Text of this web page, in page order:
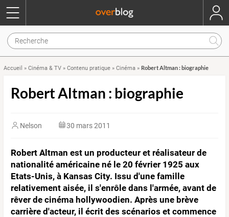
Accueil » Cinéma & TV » Contenu pratique » Cinéma » Robert Altman : biographie
Robert Altman : biographie
Nelson 30 mars 2011
Robert Altman est un producteur et réalisateur de
nationalité américaine né le 20 février 1925 aux
Etats-Unis, à Kansas City. Issu d'une famille
relativement aisée, il s'enrôle dans l'armée, avant de
rêver de cinéma hollywoodien. Après une brève
carrière d'acteur, il écrit des scénarios et commence